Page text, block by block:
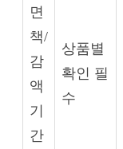
면
책/
감
액
기
간
상품별
확인 필
수